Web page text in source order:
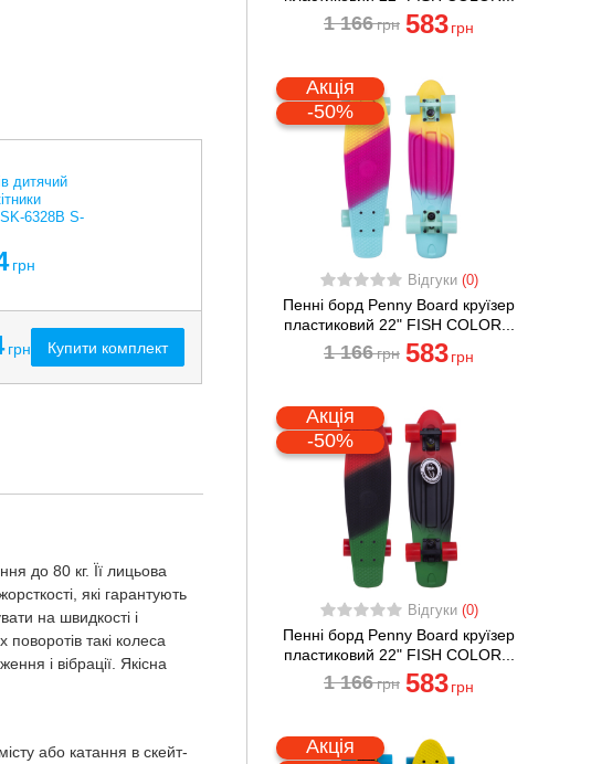
дитячий
6328B S-
грн
грн Купити комплект
до 80 кг. Її лицьова
які гарантують
на швидкості і
такі колеса
і вібрації. Якісна
або катання в скейт-
1 166грн 583 грн
Акція
-50%
Відгуки (0)
Пенні борд Penny Board круїзер
пластиковий 22" FISH COLOR...
1 166грн 583 грн
Акція
-50%
Відгуки (0)
Пенні борд Penny Board круїзер
пластиковий 22" FISH COLOR...
1 166грн 583 грн
Акція